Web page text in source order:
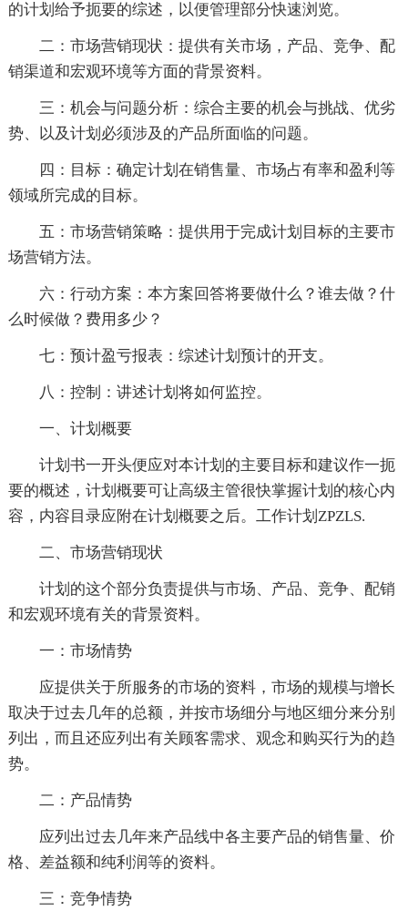
的计划给予扼要的综述，以便管理部分快速浏览。
二：市场营销现状：提供有关市场，产品、竞争、配
销渠道和宏观环境等方面的背景资料。
三：机会与问题分析：综合主要的机会与挑战、优劣
势、以及计划必须涉及的产品所面临的问题。
四：目标：确定计划在销售量、市场占有率和盈利等
领域所完成的目标。
五：市场营销策略：提供用于完成计划目标的主要市
场营销方法。
六：行动方案：本方案回答将要做什么？谁去做？什
么时候做？费用多少？
七：预计盈亏报表：综述计划预计的开支。
八：控制：讲述计划将如何监控。
一、计划概要
计划书一开头便应对本计划的主要目标和建议作一扼
要的概述，计划概要可让高级主管很快掌握计划的核心内
容，内容目录应附在计划概要之后。工作计划ZPZLS.
二、市场营销现状
计划的这个部分负责提供与市场、产品、竞争、配销
和宏观环境有关的背景资料。
一：市场情势
应提供关于所服务的市场的资料，市场的规模与增长
取决于过去几年的总额，并按市场细分与地区细分来分别
列出，而且还应列出有关顾客需求、观念和购买行为的趋
势。
二：产品情势
应列出过去几年来产品线中各主要产品的销售量、价
格、差益额和纯利润等的资料。
三：竞争情势